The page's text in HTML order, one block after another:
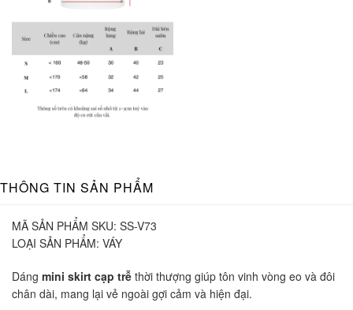
THÔNG TIN SẢN PHẨM
MÃ SẢN PHẨM SKU: SS-V73
LOẠI SẢN PHẨM: VÁY
Dáng mini skirt cạp trễ thời thượng giúp tôn vinh vòng eo và đôi
chân dài, mang lại vẻ ngoài gợi cảm và hiện đại.